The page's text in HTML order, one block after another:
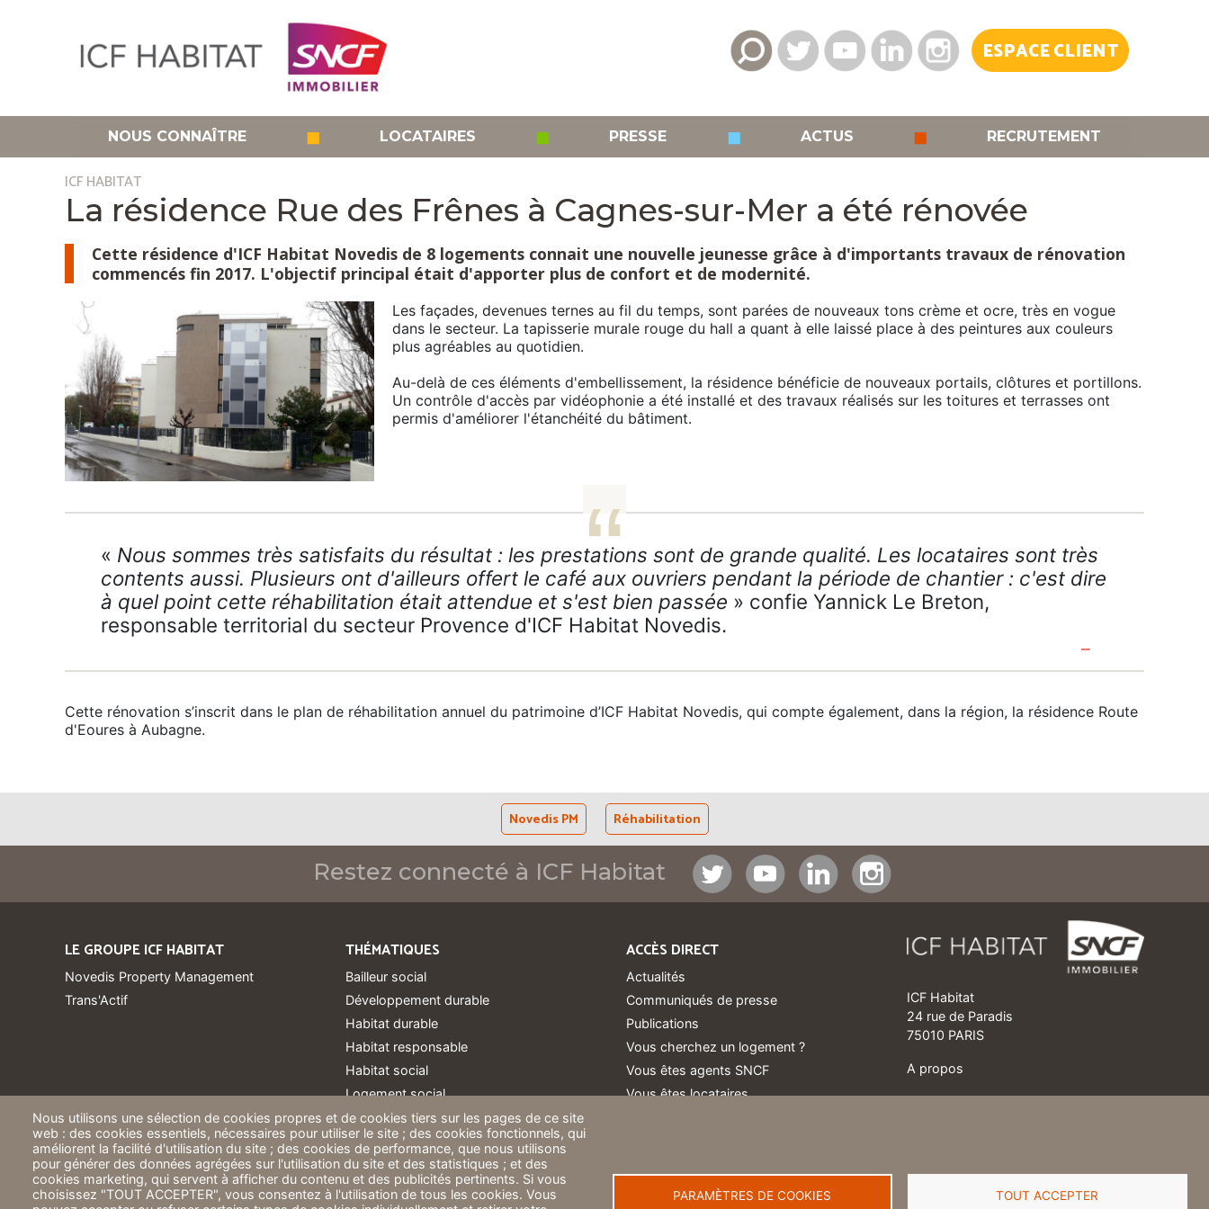
ESPACE CLIENT
NOUS CONNAÎTRE ◼ LOCATAIRES ◼ PRESSE ◼ ACTUS ◼ RECRUTEMENT
ICF HABITAT
La résidence Rue des Frênes à Cagnes-sur-Mer a été rénovée
Cette résidence d'ICF Habitat Novedis de 8 logements connait une nouvelle jeunesse grâce à d'importants travaux de rénovation
commencés fin 2017. L'objectif principal était d'apporter plus de confort et de modernité.
Les façades, devenues ternes au fil du temps, sont parées de nouveaux tons crème et ocre, très en vogue
dans le secteur. La tapisserie murale rouge du hall a quant à elle laissé place à des peintures aux couleurs
plus agréables au quotidien.
Au-delà de ces éléments d'embellissement, la résidence bénéficie de nouveaux portails, clôtures et portillons.
Un contrôle d'accès par vidéophonie a été installé et des travaux réalisés sur les toitures et terrasses ont
permis d'améliorer l'étanchéité du bâtiment.
« Nous sommes très satisfaits du résultat : les prestations sont de grande qualité. Les locataires sont très
contents aussi. Plusieurs ont d'ailleurs offert le café aux ouvriers pendant la période de chantier : c'est dire
à quel point cette réhabilitation était attendue et s'est bien passée » confie Yannick Le Breton,
responsable territorial du secteur Provence d'ICF Habitat Novedis.
Cette rénovation s’inscrit dans le plan de réhabilitation annuel du patrimoine d’ICF Habitat Novedis, qui compte également, dans la région, la résidence Route
d'Eoures à Aubagne.
Novedis PM Réhabilitation
Nous utilisons une sélection de cookies propres et de cookies tiers sur les pages de ce site
web : des cookies essentiels, nécessaires pour utiliser le site ; des cookies fonctionnels, qui
améliorent la facilité d'utilisation du site ; des cookies de performance, que nous utilisons
pour générer des données agrégées sur l'utilisation du site et des statistiques ; et des
cookies marketing, qui servent à afficher du contenu et des publicités pertinents. Si vous
choisissez "TOUT ACCEPTER", vous consentez à l'utilisation de tous les cookies. Vous
PARAMÈTRES DE COOKIES TOUT ACCEPTER
Restez connecté à ICF Habitat
LE GROUPE ICF HABITAT
Novedis Property Management
Trans'Actif
THÉMATIQUES
Bailleur social
Développement durable
Habitat durable
Habitat responsable
Habitat social
Logement social
Logements à loyer libre
Résidence sociale
SNCF Immobilier
ACCÈS DIRECT
Actualités
Communiqués de presse
Publications
Vous cherchez un logement ?
Vous êtes agents SNCF
Vous êtes locataires
ICF Habitat
24 rue de Paradis
75010 PARIS
A propos
Charte de gestion des cookies